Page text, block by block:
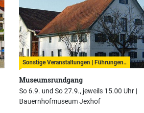
Sonstige Veranstaltungen | Führungen..
Museumsrundgang
So 6.9. und So 27.9., jeweils 15.00 Uhr |
Bauernhofmuseum Jexhof